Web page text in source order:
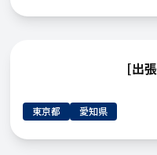
[出
東京都 愛知県